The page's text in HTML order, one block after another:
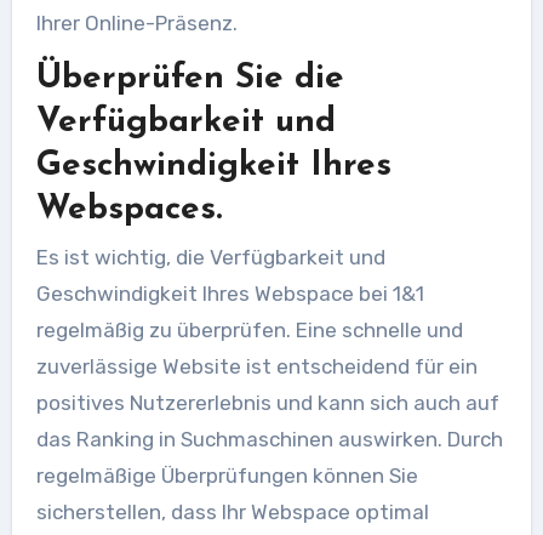
Ihrer Online-Präsenz.
Überprüfen Sie die
Verfügbarkeit und
Geschwindigkeit Ihres
Webspaces.
Es ist wichtig, die Verfügbarkeit und
Geschwindigkeit Ihres Webspace bei 1&1
regelmäßig zu überprüfen. Eine schnelle und
zuverlässige Website ist entscheidend für ein
positives Nutzererlebnis und kann sich auch auf
das Ranking in Suchmaschinen auswirken. Durch
regelmäßige Überprüfungen können Sie
sicherstellen, dass Ihr Webspace optimal